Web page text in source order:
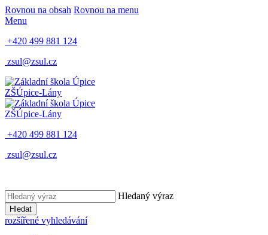
Rovnou na obsah Rovnou na menu
Menu
+420 499 881 124
zsul@zsul.cz
ZŠÚpice-Lány
ZŠÚpice-Lány
+420 499 881 124
zsul@zsul.cz
Hledaný výraz
Hledat
rozšířené vyhledávání